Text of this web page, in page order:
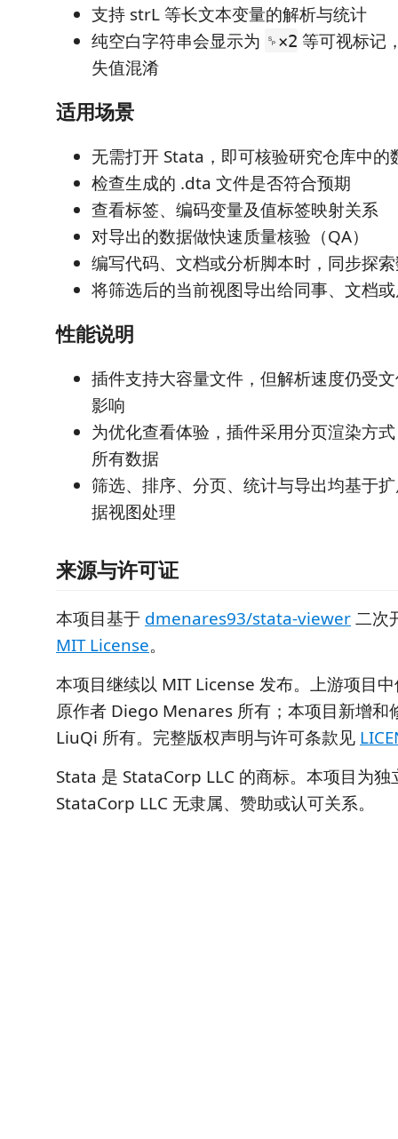
支持 strL 等长文本变量的解析与统计
纯空白字符串会显示为 ␠×2 等可视标记
失值混淆
适用场景
无需打开 Stata，即可核验研究仓库中的
检查生成的 .dta 文件是否符合预期
查看标签、编码变量及值标签映射关系
对导出的数据做快速质量核验（QA）
编写代码、文档或分析脚本时，同步探
将筛选后的当前视图导出给同事、文档
性能说明
插件支持大容量文件，但解析速度仍受
影响
为优化查看体验，插件采用分页渲染方
所有数据
筛选、排序、分页、统计与导出均基于
据视图处理
来源与许可证
本项目基于 dmenares93/stata-viewer二次
MIT License。
本项目继续以 MIT License 发布。上游项目
原作者 Diego Menares 所有；本项目新增和
LiuQi 所有。完整版权声明与许可条款见
Stata 是 StataCorp LLC 的商标。本项目为独
StataCorp LLC 无隶属、赞助或认可关系。